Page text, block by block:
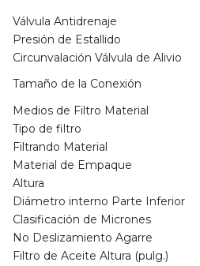
Válvula Antidrenaje
Presión de Estallido
Circunvalación Válvula de Alivio
Tamaño de la Conexión
Medios de Filtro Material
Tipo de filtro
Filtrando Material
Material de Empaque
Altura
Diámetro interno Parte Inferior
Clasificación de Micrones
No Deslizamiento Agarre
Filtro de Aceite Altura (pulg.)